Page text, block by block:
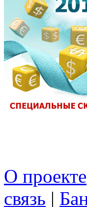
О проекте
связь |